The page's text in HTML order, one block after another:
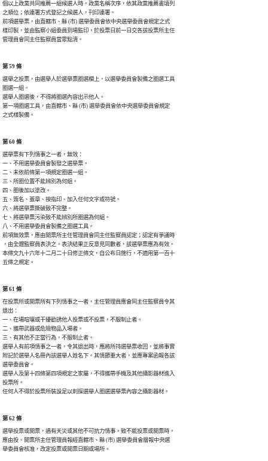
個以上政黨共同推薦一組候選人時，政黨名稱次序，依其政黨推薦書填列
之順位；依連署方式登記之候選人，刊印連署。
前項選舉票，由直轄市、縣 (市) 選舉委員會依中央選舉委員會規定之式
樣印製，並由監察小組委員到場監印，於投票日前一日交各該投票所主任
管理員會同主任監察員當眾點清。
第 59 條
選舉之投票，由選舉人於選舉票圈選欄上，以選舉委員會製備之圈選工具
圈選一組。
選舉人圈選後，不得將圈選內容出示他人。
第一項圈選工具，由直轄市、縣 (市) 選舉委員會依中央選舉委員會規定
之式樣製備。
第 60 條
選舉票有下列情事之一者，無效：
一、不用選舉委員會製發之選舉票。
二、未依前條第一項規定圈選一組。
三、所圈位置不能辨別為何組。
四、圈後加以塗改。
五、簽名、蓋章、按指印、加入任何文字或符號。
六、將選舉票撕破致不完整。
七、將選舉票污染致不能辨別所圈選為何組。
八、不用選舉委員會製備之圈選工具。
前項無效票，應由開票所主任管理員會同主任監察員認定；認定有爭議時
，由全體監察員表決之。表決結果正反意見同數者，該選舉票應為有效。
本條文九十六年十二月二十日修正條文，自公布日施行，不適用第一百十
五條之規定。
第 61 條
在投票所或開票所有下列情事之一者，主任管理員應會同主任監察員令其
退出：
一、在場喧嚷或干擾勸誘他人投票或不投票，不服制止者。
二、攜帶武器或危險物品入場者。
三、有其他不正當行為，不服制止者。
選舉人有前項情事之一者，令其退出時，應將所持選舉票收回，並將事實
附記於選舉人名冊內該選舉人姓名下。其情節重大者，並應專案函報各該
選舉委員會。
選舉人及第十四條第四項規定之家屬，不得攜帶手機及其他攝影器材進入
投票所。
任何人不得於投票所裝設足以刺探選舉人圈選選舉票內容之攝影器材。
第 62 條
選舉投票或開票，遇有天災或其他不可抗力情事，致不能投票或開票時，
應由投、開票所主任管理員報經直轄市、縣 (市) 選舉委員會層報中央選
舉委員會核准，改定投票或開票日期或場所。